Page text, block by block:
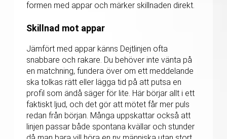
formen med appar och märker skillnaden direkt.
Skillnad mot appar
Jämfört med appar känns Dejtlinjen ofta
snabbare och rakare. Du behöver inte vänta på
en matchning, fundera över om ett meddelande
ska tolkas rätt eller lägga tid på att putsa en
profil som ändå säger för lite. Här börjar allt i ett
faktiskt ljud, och det gör att mötet får mer puls
redan från början. Många uppskattar också att
linjen passar både spontana kvällar och stunder